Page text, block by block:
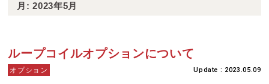
月:2023年5月
ループコイルオプションについて
Update : 2023.05.09
オプション